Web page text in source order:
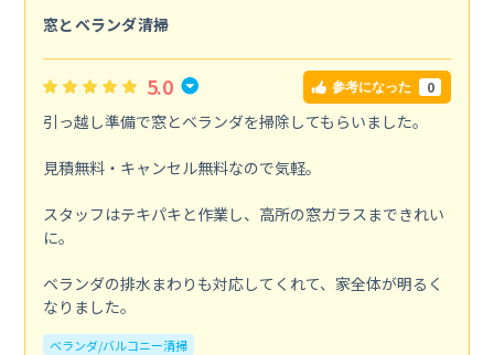
窓とベランダ清掃
5.0 参考になった 0
引っ越し準備で窓とベランダを掃除してもらいました。
見積無料・キャンセル無料なので気軽。
スタッフはテキパキと作業し、高所の窓ガラスまできれい
に。
ベランダの排水まわりも対応してくれて、家全体が明るく
なりました。
ベランダ/バルコニー清掃